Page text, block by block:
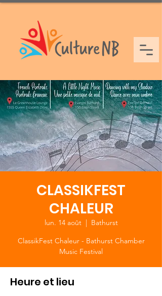
CLASSIKFEST
CHALEUR
lun. 14 août
  |
Bathurst
ClassikFest Chaleur - Bathurst Chamber
Music Festival
Heure et lieu